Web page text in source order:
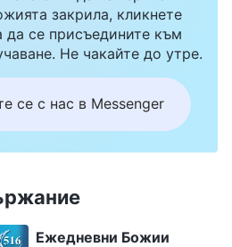
закрила, кликнете
да се присъедините към
Не чакайте до утре.
се с нас в Messenger
Ежедневни Божии